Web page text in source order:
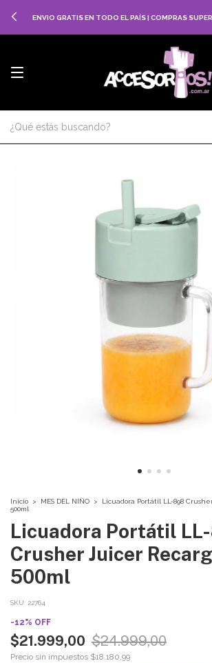
ENVIO GRATIS EN TODO EL PAÍS | COMPRAS
Inicio > MES DEL NIÑO >
Licuadora Portátil LL-898
500ml
Licuadora Portátil
Crusher Juicer
500ml
SKU: 22764
-12% OFF
$21.999,00 $24.999,00
Precio sin impuestos $18.180,99